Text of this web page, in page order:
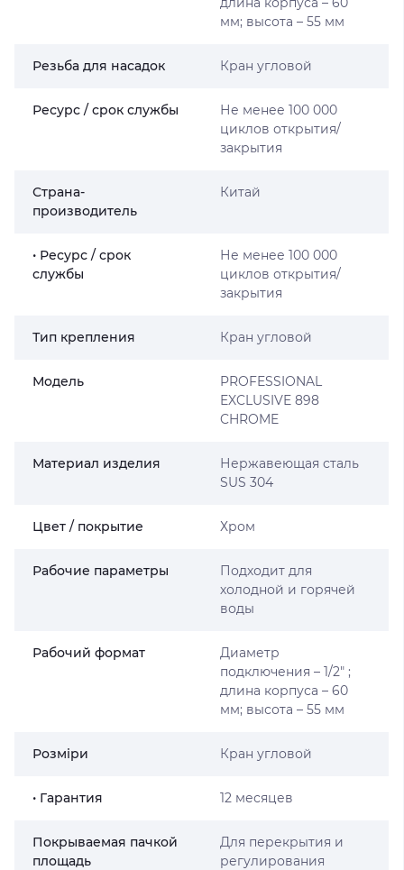
мм; высота – 55 мм
Резьба для насадок Кран угловой
Ресурс / срок службы
Не менее 100 000
циклов открытия/
закрытия
Страна-
производитель
Китай
• Ресурс / срок
службы
Не менее 100 000
циклов открытия/
закрытия
Тип крепления Кран угловой
Мoдель
PROFESSIONAL
EXCLUSIVE 898
CHROME
Материал изделия
Нержавеющая сталь
SUS 304
Цвет / покрытие Хром
Рабочие параметры
Подходит для
холодной и горячей
воды
Рабочий формат
Диаметр
подключения – 1/2″ ;
длина корпуса – 60
мм; высота – 55 мм
Розміри Кран угловой
• Гарантия 12 месяцев
Покрываемая пачкой
площадь
Для перекрытия и
регулирования